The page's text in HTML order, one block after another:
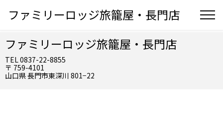
ファミリーロッジ旅籠屋・長門店
ファミリーロッジ旅籠屋・長門店
TEL 0837-22-8855
〒 759-4101
山口県 長門市東深川 801−22